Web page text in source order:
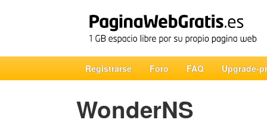
Registrarse Foro FAQ Upgrade-
WonderNS